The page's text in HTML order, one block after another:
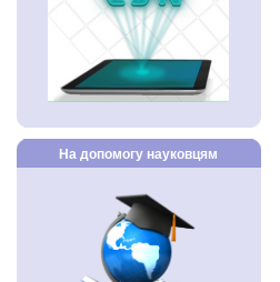
На допомогу науковцям